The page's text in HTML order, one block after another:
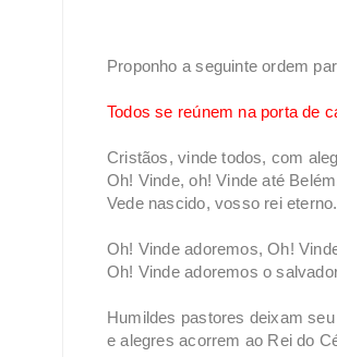
Proponho a seguinte ordem
Todos se reúnem na porta de
Cristãos, vinde todos, com
Oh! Vinde, oh! Vinde até
Vede nascido, vosso rei eterno.
Oh! Vinde adoremos, Oh!
Oh! Vinde adoremos o
Humildes pastores deixam
e alegres acorrem ao Rei do